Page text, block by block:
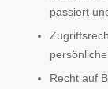
passiert
Recht auf